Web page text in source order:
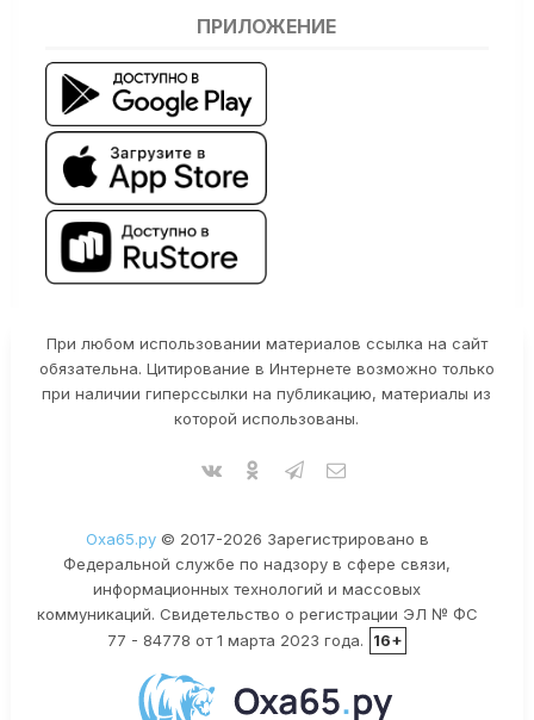
ПРИЛОЖЕНИЕ
При любом использовании материалов ссылка на сайт
обязательна. Цитирование в Интернете возможно только
при наличии гиперссылки на публикацию, материалы из
которой использованы.
Оха65.ру© 2017-2026 Зарегистрировано в
Федеральной службе по надзору в сфере связи,
информационных технологий и массовых
коммуникаций. Свидетельство о регистрации ЭЛ № ФС
77 - 84778 от 1 марта 2023 года.
16+